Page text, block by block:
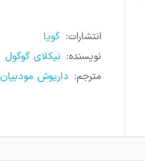
انتشارات: گویا
نویسنده: نیکلای گوگول
مترجم: داریوش مودبیان